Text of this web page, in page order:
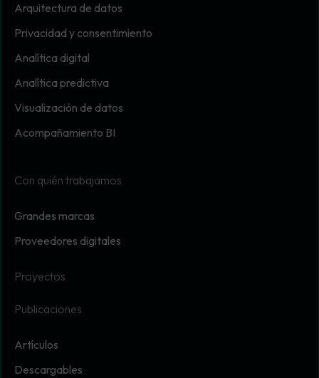
Arquitectura de datos
Privacidad y consentimiento
Analítica digital
Analítica predictiva
Visualización de datos
Acompañamiento BI
Con quién trabajamos
Grandes marcas
Proveedores digitales
Proyectos
Publicaciones
Artículos
Descargables